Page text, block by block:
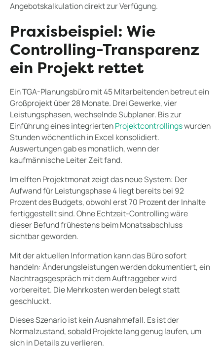
Angebotskalkulation direkt zur Verfügung.
Praxisbeispiel: Wie
Controlling-Transparenz
ein Projekt rettet
Ein TGA-Planungsbüro mit 45 Mitarbeitenden betreut ein
Großprojekt über 28 Monate. Drei Gewerke, vier
Leistungsphasen, wechselnde Subplaner. Bis zur
Einführung eines integriertenProjektcontrollingswurden
Stunden wöchentlich in Excel konsolidiert.
Auswertungen gab es monatlich, wenn der
kaufmännische Leiter Zeit fand.
Im elften Projektmonat zeigt das neue System: Der
Aufwand für Leistungsphase 4 liegt bereits bei 92
Prozent des Budgets, obwohl erst 70 Prozent der Inhalte
fertiggestellt sind. Ohne Echtzeit-Controlling wäre
dieser Befund frühestens beim Monatsabschluss
sichtbar geworden.
Mit der aktuellen Information kann das Büro sofort
handeln: Änderungsleistungen werden dokumentiert, ein
Nachtragsgespräch mit dem Auftraggeber wird
vorbereitet. Die Mehrkosten werden belegt statt
geschluckt.
Dieses Szenario ist kein Ausnahmefall. Es ist der
Normalzustand, sobald Projekte lang genug laufen, um
sich in Details zu verlieren.